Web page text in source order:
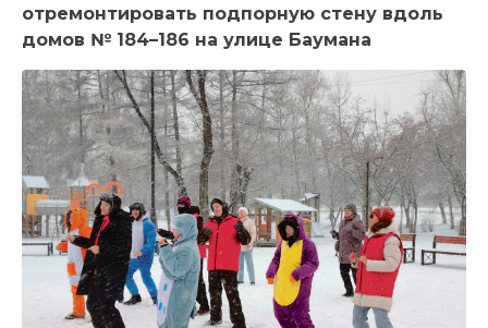
отремонтировать подпорную стену вдоль
домов № 184–186 на улице Баумана